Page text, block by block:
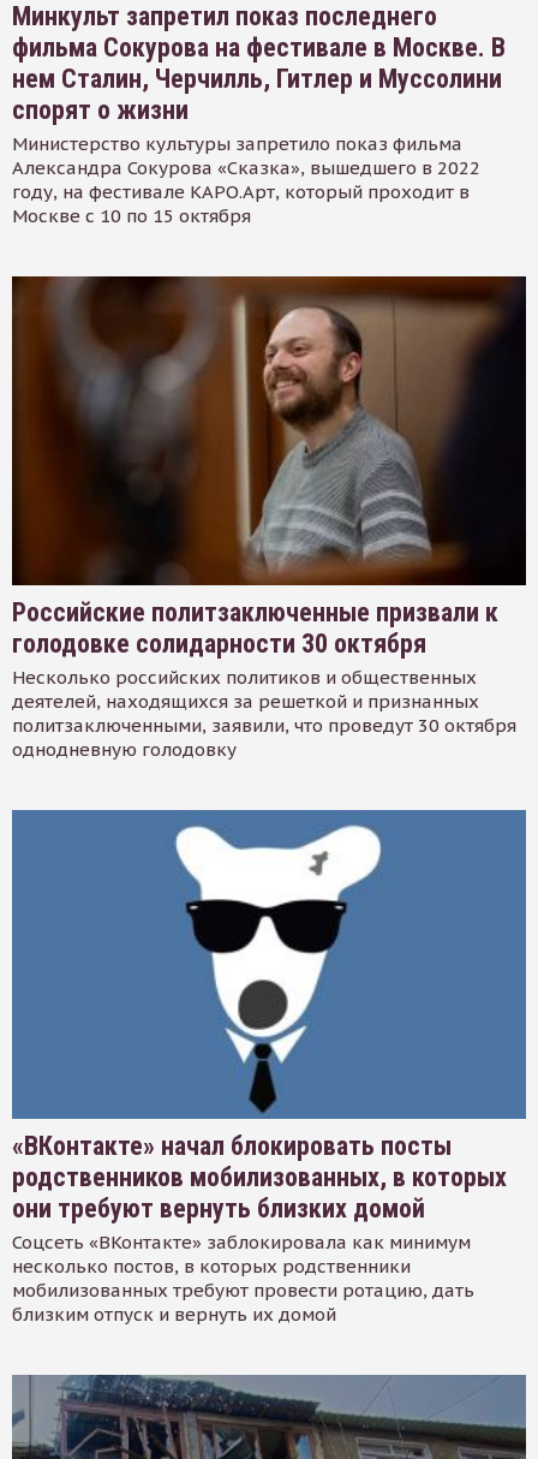
Минкульт запретил показ последнего
фильма Сокурова на фестивале в Москве. В
нем Сталин, Черчилль, Гитлер и Муссолини
спорят о жизни
Министерство культуры запретило показ фильма
Александра Сокурова «Сказка», вышедшего в 2022
году, на фестивале КАРО.Арт, который проходит в
Москве с 10 по 15 октября
Российские политзаключенные призвали к
голодовке солидарности 30 октября
Несколько российских политиков и общественных
деятелей, находящихся за решеткой и признанных
политзаключенными, заявили, что проведут 30 октября
однодневную голодовку
«ВКонтакте» начал блокировать посты
родственников мобилизованных, в которых
они требуют вернуть близких домой
Соцсеть «ВКонтакте» заблокировала как минимум
несколько постов, в которых родственники
мобилизованных требуют провести ротацию, дать
близким отпуск и вернуть их домой